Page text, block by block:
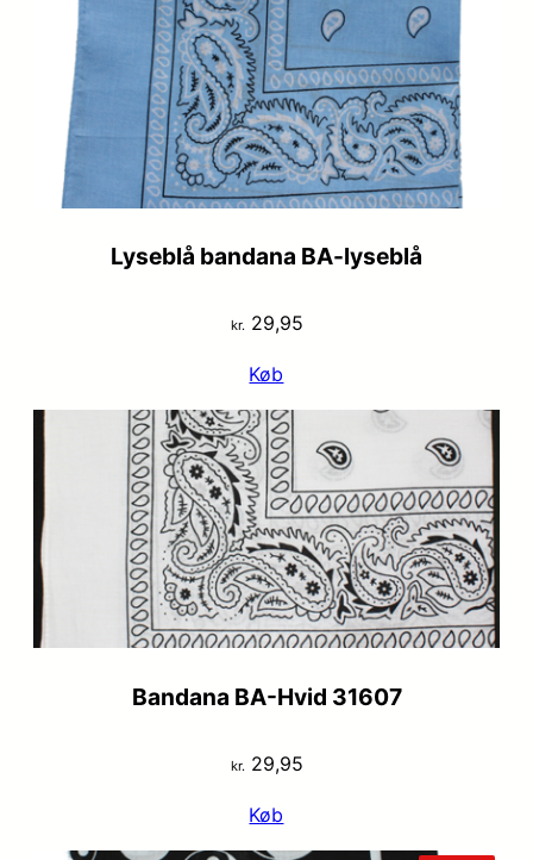
Lyseblå bandana BA-lyseblå
kr.29,95
Køb
Bandana BA-Hvid 31607
kr.29,95
Køb